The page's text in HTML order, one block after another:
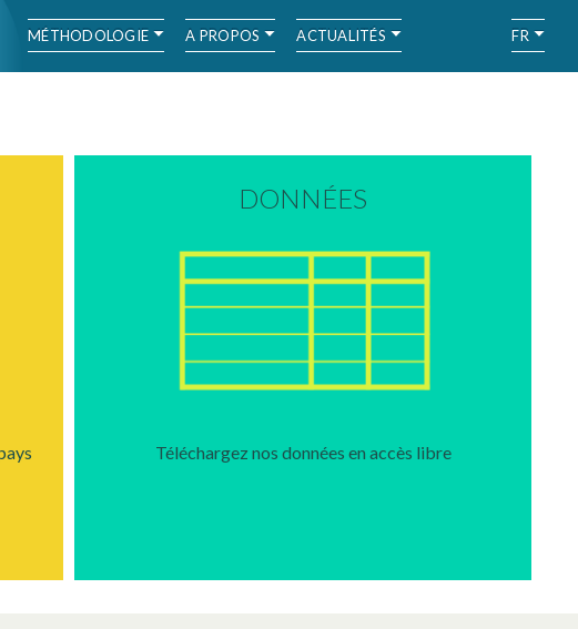
MÉTHODOLOGIE A PROPOS ACTUALITÉS FR
DONNÉES
Téléchargez nos données en accès libre